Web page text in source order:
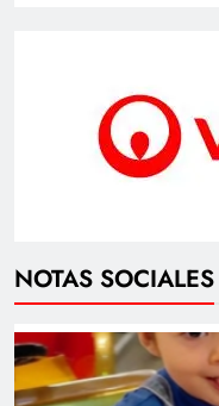
NOTAS SOCIALES